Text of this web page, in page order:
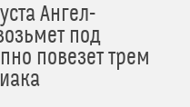
Ангел-
под
повезет трем